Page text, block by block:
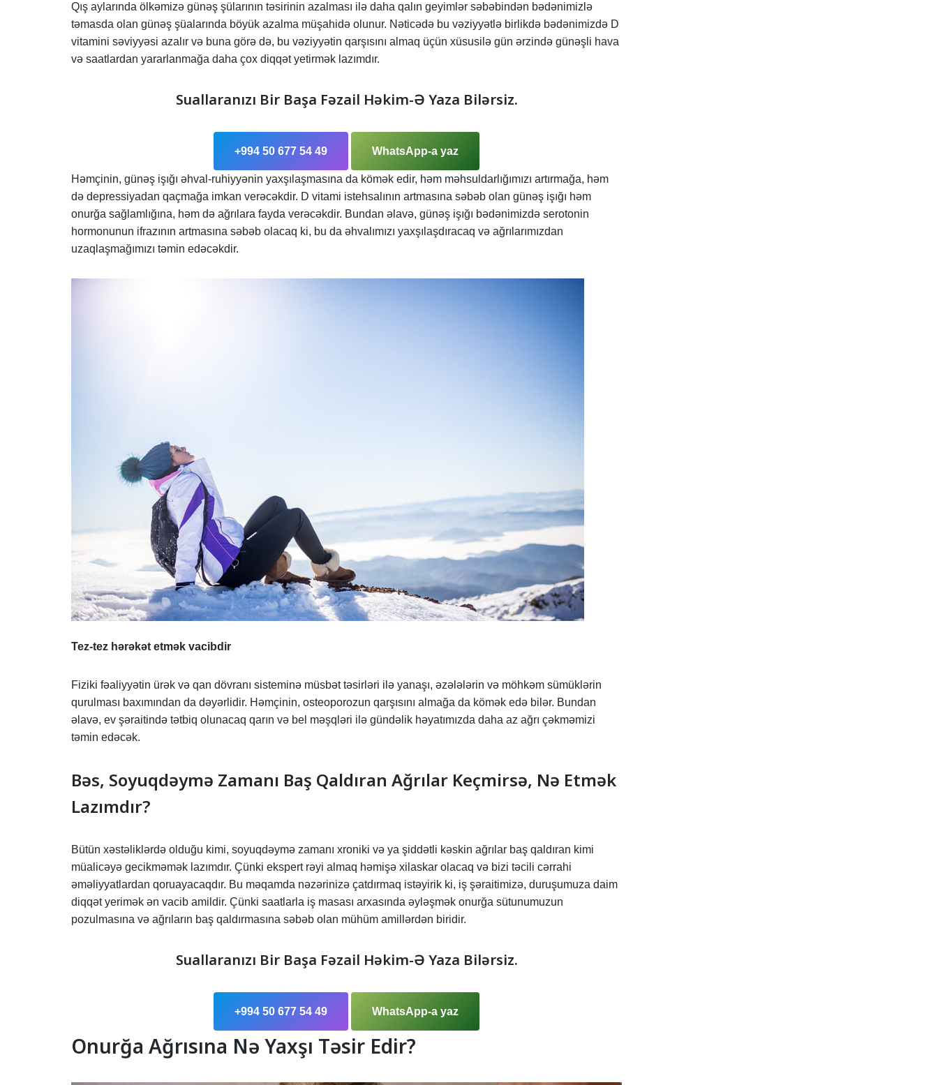
Qış aylarında ölkəmizə günəş şülarının təsirinin azalması ilə daha qalın geyimlər səbəbindən bədənimizlə
təmasda olan günəş şüalarında böyük azalma müşahidə olunur. Nəticədə bu vəziyyətlə birlikdə bədənimizdə D
vitamini səviyyəsi azalır və buna görə də, bu vəziyyətin qarşısını almaq üçün xüsusilə gün ərzində günəşli hava
və saatlardan yararlanmağa daha çox diqqət yetirmək lazımdır.
Suallaranızı Bir Başa Fəzail Həkim-Ə Yaza Bilərsiz.
+994 50 677 54 49 WhatsApp-a yaz
Həmçinin, günəş işığı əhval-ruhiyyənin yaxşılaşmasına da kömək edir, həm məhsuldarlığımızı artırmağa, həm
də depressiyadan qaçmağa imkan verəcəkdir. D vitami istehsalının artmasına səbəb olan günəş işığı həm
onurğa sağlamlığına, həm də ağrılara fayda verəcəkdir. Bundan əlavə, günəş işığı bədənimizdə serotonin
hormonunun ifrazının artmasına səbəb olacaq ki, bu da əhvalımızı yaxşılaşdıracaq və ağrılarımızdan
uzaqlaşmağımızı təmin edəcəkdir.
Tez-tez hərəkət etmək vacibdir
Fiziki fəaliyyətin ürək və qan dövranı sisteminə müsbət təsirləri ilə yanaşı, əzələlərin və möhkəm sümüklərin
qurulması baxımından da dəyərlidir. Həmçinin, osteoporozun qarşısını almağa da kömək edə bilər. Bundan
əlavə, ev şəraitində tətbiq olunacaq qarın və bel məşqləri ilə gündəlik həyatımızda daha az ağrı çəkməmizi
təmin edəcək.
Bəs, Soyuqdəymə Zamanı Baş Qaldıran Ağrılar Keçmirsə, Nə Etmək
Lazımdır?
Bütün xəstəliklərdə olduğu kimi, soyuqdəymə zamanı xroniki və ya şiddətli kəskin ağrılar baş qaldıran kimi
müalicəyə gecikməmək lazımdır. Çünki ekspert rəyi almaq həmişə xilaskar olacaq və bizi təcili cərrahi
əməliyyatlardan qoruayacaqdır. Bu məqamda nəzərinizə çatdırmaq istəyirik ki, iş şəraitimizə, duruşumuza daim
diqqət yerimək ən vacib amildir. Çünki saatlarla iş masası arxasında əyləşmək onurğa sütunumuzun
pozulmasına və ağrıların baş qaldırmasına səbəb olan mühüm amillərdən biridir.
Suallaranızı Bir Başa Fəzail Həkim-Ə Yaza Bilərsiz.
+994 50 677 54 49 WhatsApp-a yaz
Onurğa Ağrısına Nə Yaxşı Təsir Edir?